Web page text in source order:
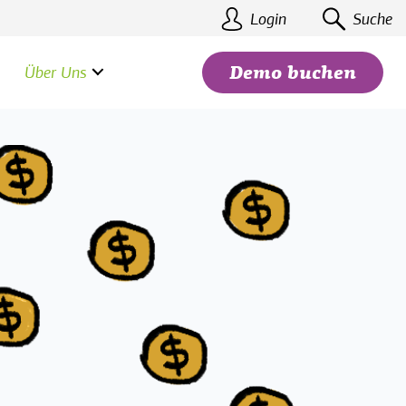
Über Uns Demo buchen
Login Suche
Suchen